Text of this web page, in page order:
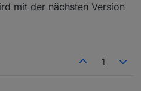
mit der nächsten Version
1